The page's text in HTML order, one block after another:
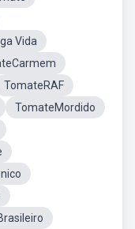
Vida
TomateRAF
TomateMordido